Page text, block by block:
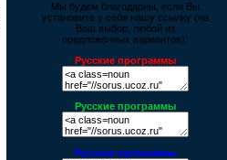
Мы будем благодарны, если Вы
установите у себя нашу ссылку (на
Ваш выбор, любой из
предложенных вариантов):
Русские программы
Русские программы
Русские программы